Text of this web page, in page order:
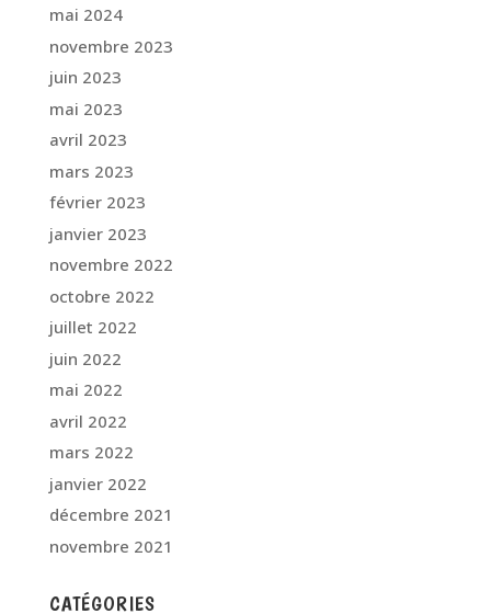
mai 2024
novembre 2023
juin 2023
mai 2023
avril 2023
mars 2023
février 2023
janvier 2023
novembre 2022
octobre 2022
juillet 2022
juin 2022
mai 2022
avril 2022
mars 2022
janvier 2022
décembre 2021
novembre 2021
CATÉGORIES